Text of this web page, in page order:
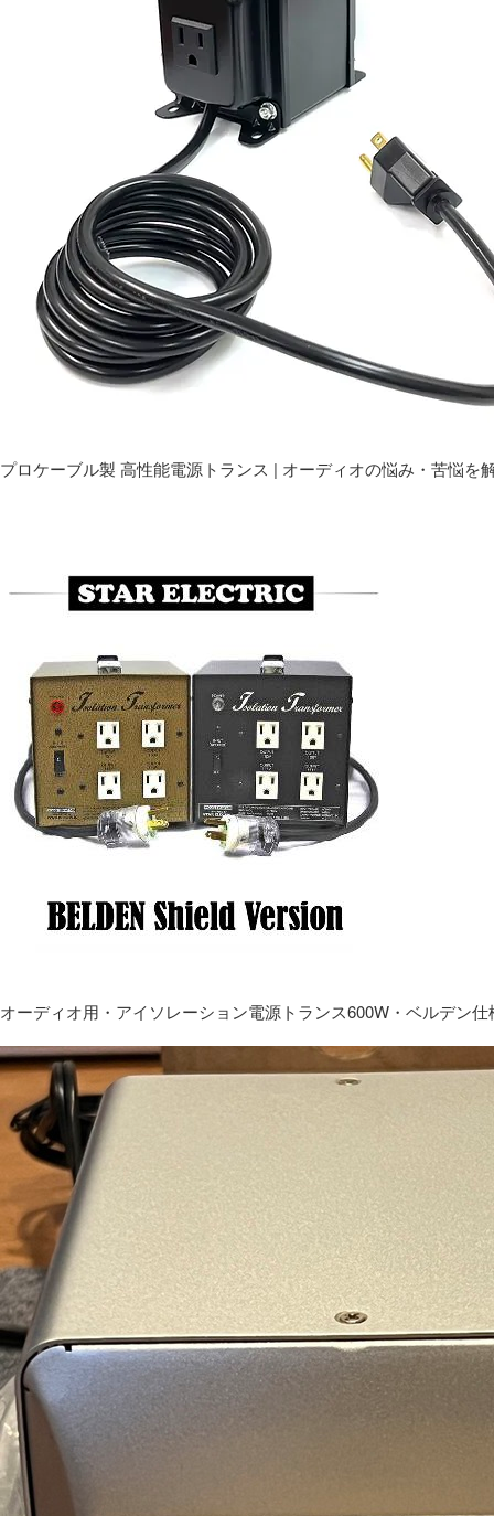
プロケーブル製 高性能電源トランス | オーディオの悩み・苦悩を
オーディオ用・アイソレーション電源トランス600W・ベルデン仕